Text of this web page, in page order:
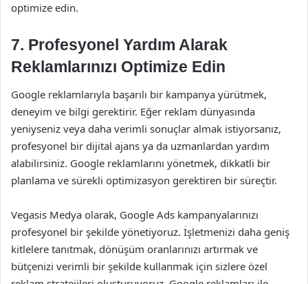
optimize edin.
7. Profesyonel Yardım Alarak
Reklamlarınızı Optimize Edin
Google reklamlarıyla başarılı bir kampanya yürütmek,
deneyim ve bilgi gerektirir. Eğer reklam dünyasında
yeniyseniz veya daha verimli sonuçlar almak istiyorsanız,
profesyonel bir dijital ajans ya da uzmanlardan yardım
alabilirsiniz. Google reklamlarını yönetmek, dikkatli bir
planlama ve sürekli optimizasyon gerektiren bir süreçtir.
Vegasis Medya olarak, Google Ads kampanyalarınızı
profesyonel bir şekilde yönetiyoruz. İşletmenizi daha geniş
kitlelere tanıtmak, dönüşüm oranlarınızı artırmak ve
bütçenizi verimli bir şekilde kullanmak için sizlere özel